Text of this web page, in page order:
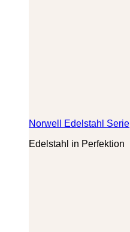
Norwell Edelstahl Serie
Edelstahl in Perfektion